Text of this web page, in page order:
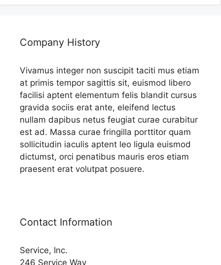
Company History
Vivamus integer non suscipit taciti mus etiam
at primis tempor sagittis sit, euismod libero
facilisi aptent elementum felis blandit cursus
gravida sociis erat ante, eleifend lectus
nullam dapibus netus feugiat curae curabitur
est ad. Massa curae fringilla porttitor quam
sollicitudin iaculis aptent leo ligula euismod
dictumst, orci penatibus mauris eros etiam
praesent erat volutpat posuere.
Contact Information
Service, Inc.
246 Service Way